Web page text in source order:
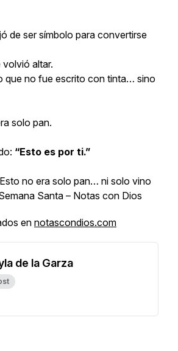
de ser símbolo para convertirse
volvió altar.
que no fue escrito con tinta… sino
solo pan.
“Esto es por ti.”
no era solo pan… ni solo vino
Santa – Notas con Dios
en notascondios.com
de la Garza